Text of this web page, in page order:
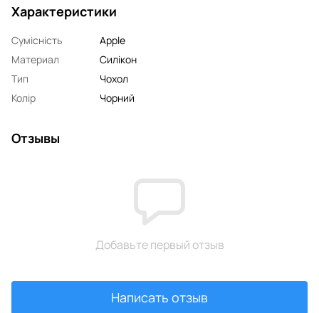
Характеристики
Сумісність
Apple
Материал
Силікон
Тип
Чохол
Колір
Чорний
Отзывы
Добавьте первый отзыв
Написать отзыв